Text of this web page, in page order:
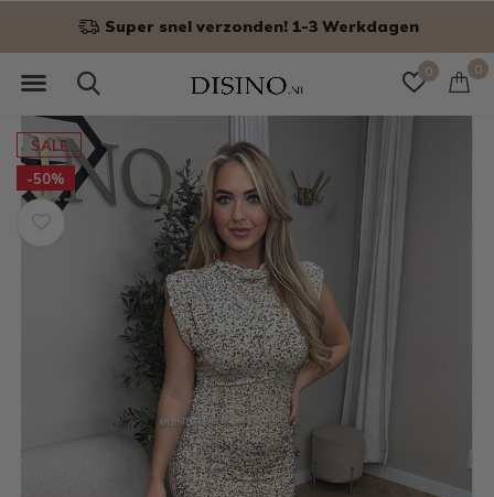
0 0
Super snel verzonden! 1-3 Werkdagen
SALE
-50%